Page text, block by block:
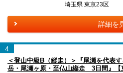
埼玉県 東京23区
詳細を
4
＜登山中級B（縦走）＞『尾瀬を代表
岳・尾瀬ヶ原・至仏山縦走 3日間』【